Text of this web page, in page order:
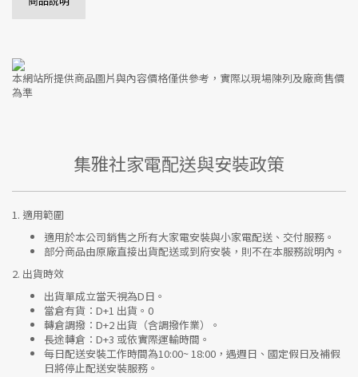
本網站所提供商品圖片與內容價格僅供參考，實際以現場陳列及廠商售價
為準
集雅社家電配送與安裝政策
1. 適用範圍
適用於本公司銷售之所有大家電安裝與小家電配送、交付服務。
部分商品由原廠直接出貨配送或到府安裝，則不在本服務說明內。
2. 出貨時效
出貨單成立當天視為D日。
當倉有貨： D+1 出貨。0
轉倉調撥： D+2 出貨（含調撥作業）。
長途轉倉： D+3 或依實際運輸時間。
每日配送安裝工作時間為10:00~ 18:00，遇週日、國定假日及補假
日將停止配送安裝服務。